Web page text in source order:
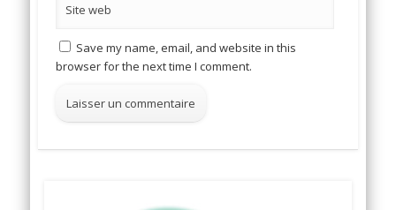
Site web
Save my name, email, and website in this
browser for the next time I comment.